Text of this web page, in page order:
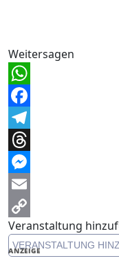
Weitersagen
WhatsApp
Facebook
Telegram
Threads
Messenger
Email
Copy
Link
Veranstaltung
VERANSTALTUNG
ANZEIGE